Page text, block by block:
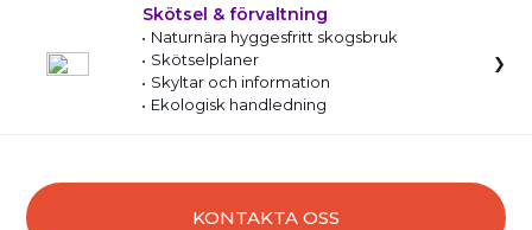
Skötsel & förvaltning
Naturnära hyggesfritt skogsbruk
Skötselplaner
Skyltar och information
Ekologisk handledning
KONTAKTA OSS